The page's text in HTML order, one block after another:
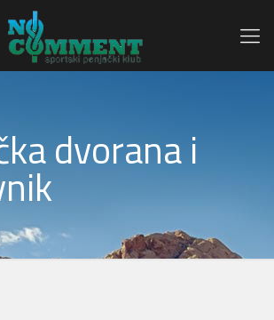
dvorana i